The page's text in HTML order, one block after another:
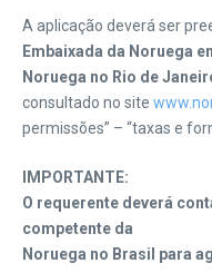
A aplicação deverá ser
Embaixada da Noruega
Noruega no Rio de
consultado no site
permissões” – “taxas e
IMPORTANTE:
O requerente deverá
competente da
Noruega no Brasil para